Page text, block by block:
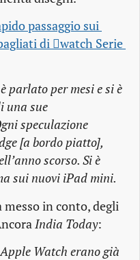
passaggio sui
di watch Serie
parlato per mesi e si è
una sue
speculazione
[a bordo piatto],
scorso. Si è
sui nuovi iPad mini.
messo in conto, degli
India Today:
Watch erano già